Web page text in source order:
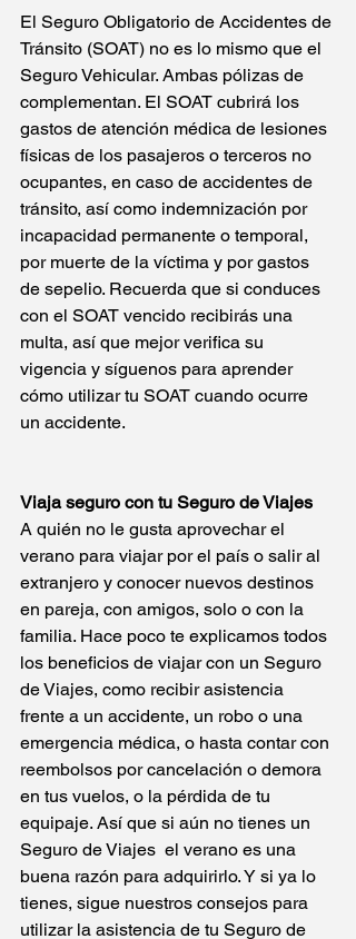
El Seguro Obligatorio de Accidentes de
Tránsito (SOAT) no es lo mismo que el
Seguro Vehicular. Ambas pólizas de
complementan. El SOAT cubrirá los
gastos de atención médica de lesiones
físicas de los pasajeros o terceros no
ocupantes, en caso de accidentes de
tránsito, así como indemnización por
incapacidad permanente o temporal,
por muerte de la víctima y por gastos
de sepelio. Recuerda que si conduces
con el SOAT vencido recibirás una
multa, así que mejor verifica su
vigencia y síguenos para aprender
cómo utilizar tu SOAT cuando ocurre
un accidente.
Viaja seguro con tu Seguro de Viajes
A quién no le gusta aprovechar el
verano para viajar por el país o salir al
extranjero y conocer nuevos destinos
en pareja, con amigos, solo o con la
familia. Hace poco te explicamos todos
los beneficios de viajar con un Seguro
de Viajes, como recibir asistencia
frente a un accidente, un robo o una
emergencia médica, o hasta contar con
reembolsos por cancelación o demora
en tus vuelos, o la pérdida de tu
equipaje. Así que si aún no tienes un
Seguro de Viajes el verano es una
buena razón para adquirirlo. Y si ya lo
tienes, sigue nuestros consejos para
utilizar la asistencia de tu Seguro de